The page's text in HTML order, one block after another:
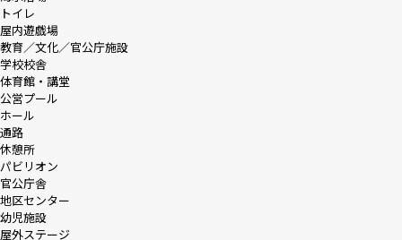
トイレ
屋内遊戯場
教育／文化／官公庁施設
学校校舎
体育館・講堂
公営プール
ホール
通路
休憩所
パビリオン
官公庁舎
地区センター
幼児施設
屋外ステージ